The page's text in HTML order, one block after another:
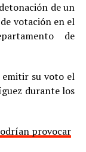
de un
votación en el
de
emitir su voto el
durante los
provocar